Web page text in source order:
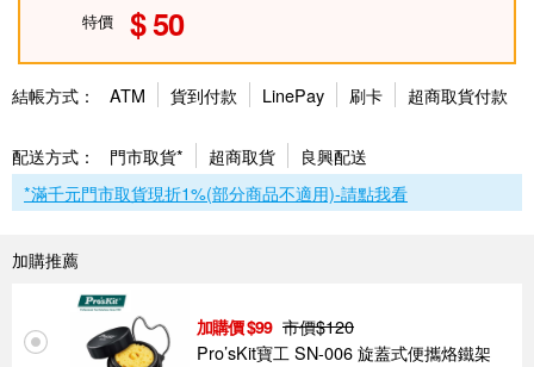
特價 50
結帳方式： ATM 貨到付款 LinePay 刷卡 超商取貨付款
配送方式： 門市取貨* 超商取貨
良興配送
*滿千元門市取貨現折1%(部分商品不適用)-請點我看
加購推薦
99 市價$120
Pro’sKit寶工 SN-006 旋蓋式便攜烙鐵架